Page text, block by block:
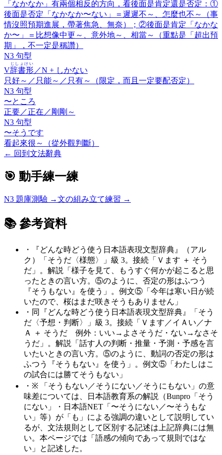
「なかなか」有兩個相反的方向，看後面是肯定還是否定：①
後面是否定「なかなか〜ない」＝遲遲不～、怎麼也不～（事
情沒照預期進展，帶著焦急、無奈）；②後面是肯定「なかな
か〜」＝比想像中更～、意外地～、相當～（重點是「超出預
期」，不一定是稱讚）
N3 句型
V辞書形
じしょけい
／N + しかない
只好～／只能～／只有～（限定，而且一定要配否定）
N3 句型
〜ところ
正要／正在／剛剛～
N3 句型
〜そうです
看起來很～（從外觀判斷）
← 回到文法辭典
🎯 動手練一練
N3 題庫測驗 →文の組み立て練習 →
📚 參考資料
・
『どんな時どう使う日本語表現文型辞典』（アル
ク）「そうだ〈様態〉」級 3。接続「Ｖます ＋ そう
だ」。解説「様子を見て、もうすぐ何かが起こると思
ったときの言い方。⑤のように、否定の形はふつう
『そうもない』を使う」。例文⑤「今年は寒い日が続
いたので、桜はまだ咲きそうもありません」
・ 同『どんな時どう使う日本語表現文型辞典』「そう
だ〈予想・判断〉」級 3。接続「Ｖます／イＡい／ナ
Ａ ＋ そうだ 例外：いい→よさそうだ・ない→なさそ
うだ」。解説「話す人の判断・推量・予測・予感を言
いたいときの言い方。⑤のように、動詞の否定の形は
ふつう『そうもない』を使う」。例文⑤「わたしはこ
の試合には勝てそうもない」
・ ※ 「そうもない／そうにない／そうにもない」の意
味差については、日本語教育系の解説（Bunpro「そう
にない」・日本語NET「〜そうにない／〜そうもな
い」等）が「も」による強調の違いとして説明してい
るが、文法規則として区別する記述は上記辞典には無
い。本ページでは「語感の傾向であって規則ではな
い」と記述した。